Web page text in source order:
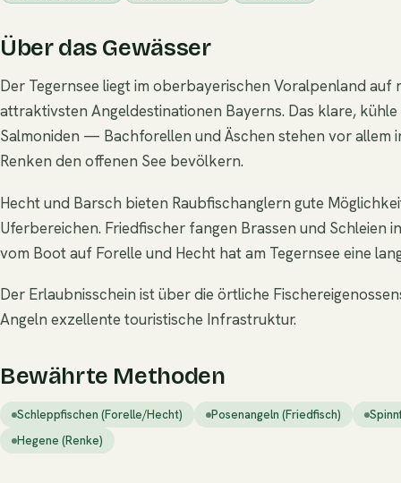
Über das Gewässer
Der Tegernsee liegt im oberbayerischen Voralpenland
attraktivsten Angeldestinationen Bayerns. Das klare,
Salmoniden — Bachforellen und Äschen stehen vor allem
Renken den offenen See bevölkern.
Hecht und Barsch bieten Raubfischanglern gute
Uferbereichen. Friedfischer fangen Brassen und Schleien
vom Boot auf Forelle und Hecht hat am Tegernsee eine
Der Erlaubnisschein ist über die örtliche
Angeln exzellente touristische Infrastruktur.
Bewährte Methoden
Schleppfischen (Forelle/Hecht) Posenangeln (Friedfisch)
Hegene (Renke)